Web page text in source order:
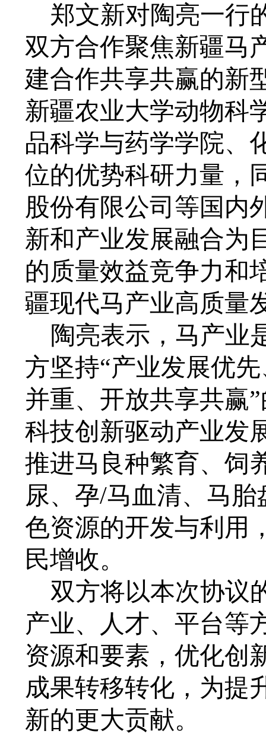
郑文新对陶亮一行
双方合作聚焦新疆马
建合作共享共赢的新
新疆农业大学动物科
品科学与药学学院、
位的优势科研力量，
股份有限公司等国内
新和产业发展融合为
的质量效益竞争力和
疆现代马产业高质量
陶亮表示，马产业
方坚持“产业发展优
并重、开放共享共赢
科技创新驱动产业发
推进马良种繁育、饲
尿、孕/马血清、马
色资源的开发与利用
民增收。
双方将以本次协议
产业、人才、平台等
资源和要素，优化创
成果转移转化，为提
新的更大贡献。